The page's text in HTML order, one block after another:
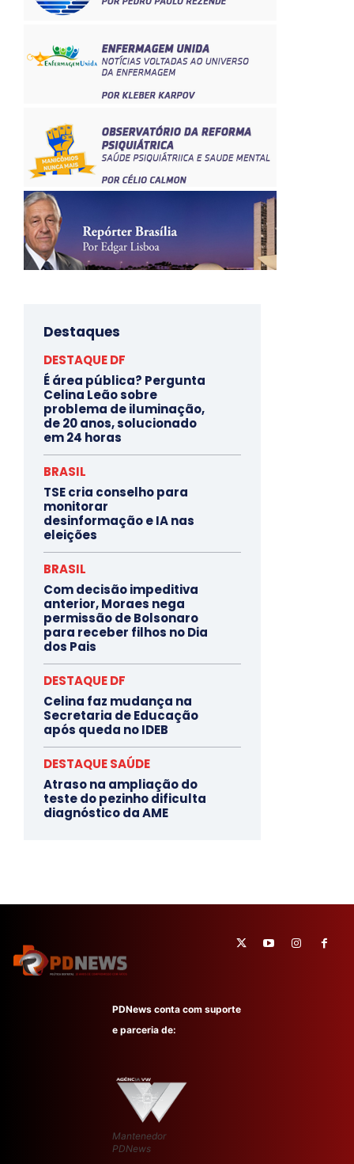
Destaques
DESTAQUE DF
É área pública? Pergunta
Celina Leão sobre
problema de iluminação,
de 20 anos, solucionado
em 24 horas
BRASIL
TSE cria conselho para
monitorar
desinformação e IA nas
eleições
BRASIL
Com decisão impeditiva
anterior, Moraes nega
permissão de Bolsonaro
para receber filhos no Dia
dos Pais
DESTAQUE DF
Celina faz mudança na
Secretaria de Educação
após queda no IDEB
DESTAQUE SAÚDE
Atraso na ampliação do
teste do pezinho dificulta
diagnóstico da AME
PDNews conta com suporte
e parceria de:
Mantenedor
PDNews